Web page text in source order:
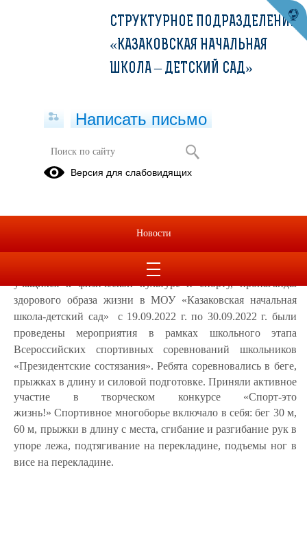
Школьный этап Всероссийского
соревнования школьников
На основании Указа Президента Российской
Федерации от 30.07.2010 г. № 948, в целях приобщения
учащихся к физической культуре и спорту, пропаганды
здорового образа жизни вМОУ «Казаковская начальная
школа-детский сад»
с 19.09.2022 г. по 30.09.2022 г. были
проведены мероприятия в рамках школьного этапа
Всероссийских спортивных соревнований школьников
«Президентские состязания».Ребята соревновались в беге,
прыжках в длину и силовой подготовке. Приняли активное
участие в творческом конкурсе «Спорт-это
жизнь!»Спортивное многоборье включало в себя:бег 30 м,
60 м, прыжки в длину с места, сгибание и разгибание рук в
упоре лежа, подтягивание на перекладине, подъемы ног в
висе на перекладине.
СТРУКТУРНОЕ ПОДРАЗДЕЛЕНИЕ
«КАЗАКОВСКАЯ НАЧАЛЬНАЯ
ШКОЛА – ДЕТСКИЙ САД»
Написать письмо
Версия для слабовидящих
Новости